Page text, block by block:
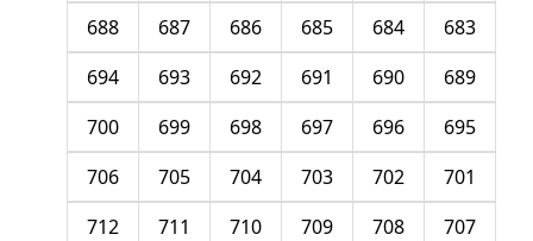
683
684
685
686
687
688
689
690
691
692
693
694
695
696
697
698
699
700
701
702
703
704
705
706
707
708
709
710
711
712